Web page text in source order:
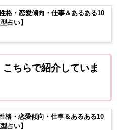
格・恋愛傾向・仕事＆あるある10
占い】
ちらで紹介していま
格・恋愛傾向・仕事＆あるある10
占い】